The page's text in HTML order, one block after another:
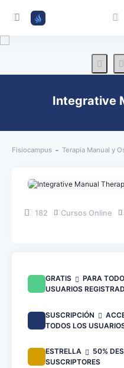
Integrative
Fisiocampus Terapia Manual y
182 Cursos Online
GRATIS
PARA
USUARIOS
SUSCRIPCIÓN
TODOS LOS
ESTRELLA
50%
SUSCRIPTORES